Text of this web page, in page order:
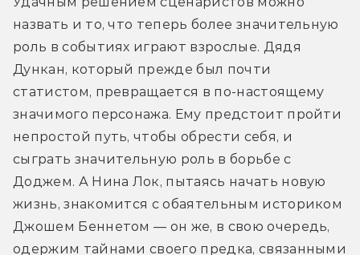
назвать и то, что теперь более значительную
роль в событиях играют взрослые. Дядя
Дункан, который прежде был почти
статистом, превращается в по-настоящему
значимого персонажа. Ему предстоит пройти
непростой путь, чтобы обрести себя, и
сыграть значительную роль в борьбе с
Доджем. А Нина Лок, пытаясь начать новую
жизнь, знакомится с обаятельным историком
Джошем Беннетом — он же, в свою очередь,
одержим тайнами своего предка, связанными